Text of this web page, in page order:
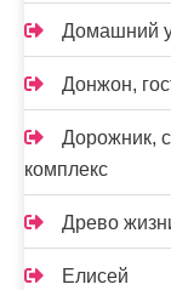
Домашний
Донжон,
Дорожник,
комплекс
Древо
Елисей